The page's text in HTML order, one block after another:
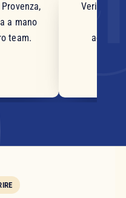
a mano
team.
Veri pezzi